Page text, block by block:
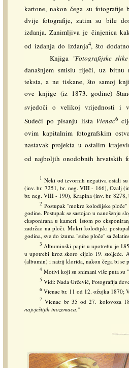
kartone, nakon čega su
dvije fotografije, zatim su bile
izdanja. Zanimljiva je činjenica
od izdanja do izdanja4, što
Knjiga "Fotografijske
današnjem smislu riječi, uz bitnu
teksta, a ne tiskane, što samoj
ove knjige (iz 1873. godine)
svjedoči o velikoj vrijednosti i
Sudeći po pisanju lista Vienac6
ovim kapitalnim fotografskim
nastavak projekta u ostalim
od najboljih onodobnih hrvatskih
1 Neki od izvornih negativa ostali
(inv. br. 7251, br. neg. VIII - 166), Ozalj
br. neg. VIII - 190), Krapina (inv. br.
2 Postupak "mokre kolodijske
godine. Postupak se sastojao u nanošenju
eksponirana u kameri. Istom po
zadržao na ploči. Mokri kolodijski
godina, sve do izuma "suhe ploče" sa
3 Albuminski papir u upotrebu je
u upotrebi kroz skoro cijelo 19. stoljeće.
(albumin) i natrij klorida, nakon čega bi se
4 Motivi koji su snimani više puta su
5 Vidi: Nada Grčević, Fotografija
6 Vienac br. 11 od 12. ožujka 1870;
7 Vienac br 35 od 27. kolovoza
najvještijih inozemaca."